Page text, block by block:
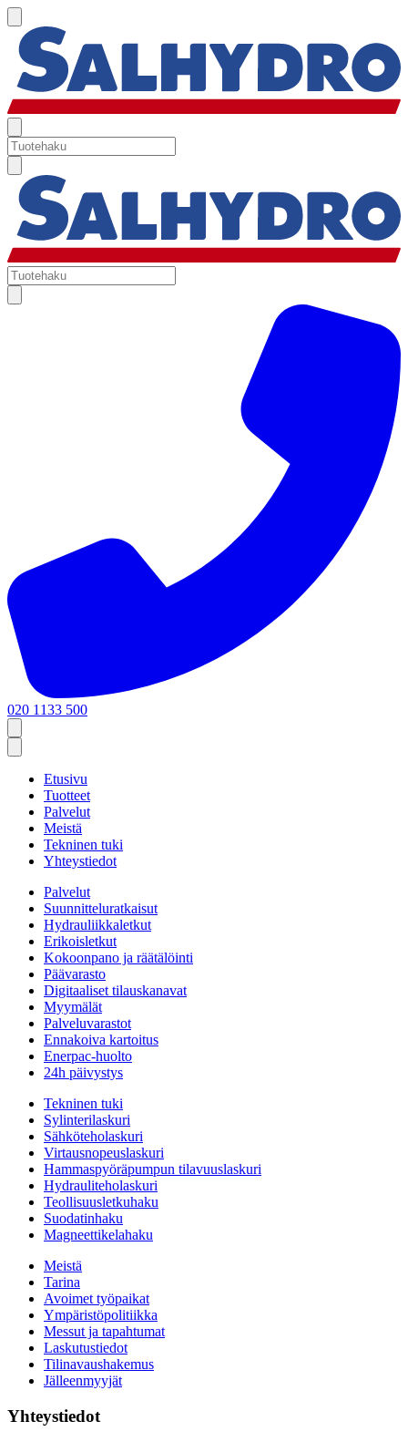
020 1133 500
Etusivu
Tuotteet
Palvelut
Meistä
Tekninen tuki
Yhteystiedot
Palvelut
Suunnitteluratkaisut
Hydrauliikkaletkut
Erikoisletkut
Kokoonpano ja räätälöinti
Päävarasto
Digitaaliset tilauskanavat
Myymälät
Palveluvarastot
Ennakoiva kartoitus
Enerpac-huolto
24h päivystys
Tekninen tuki
Sylinterilaskuri
Sähköteholaskuri
Virtausnopeuslaskuri
Hammaspyöräpumpun tilavuuslaskuri
Hydrauliteholaskuri
Teollisuusletkuhaku
Suodatinhaku
Magneettikelahaku
Meistä
Tarina
Avoimet työpaikat
Ympäristöpolitiikka
Messut ja tapahtumat
Laskutustiedot
Tilinavaushakemus
Jälleenmyyjät
Yhteystiedot